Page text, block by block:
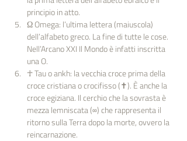
principio in atto.
Ω Omega: l’ultima lettera (maiuscola)
dell’alfabeto greco. La fine di tutte le cose.
Nell’Arcano XXI Il Mondo è infatti inscritta
una O.
☥ Tau o ankh: la vecchia croce prima della
croce cristiana o crocifisso (✝). È anche la
croce egiziana. Il cerchio che la sovrasta è
mezza lemniscata (∞) che rappresenta il
ritorno sulla Terra dopo la morte, ovvero la
reincarnazione.